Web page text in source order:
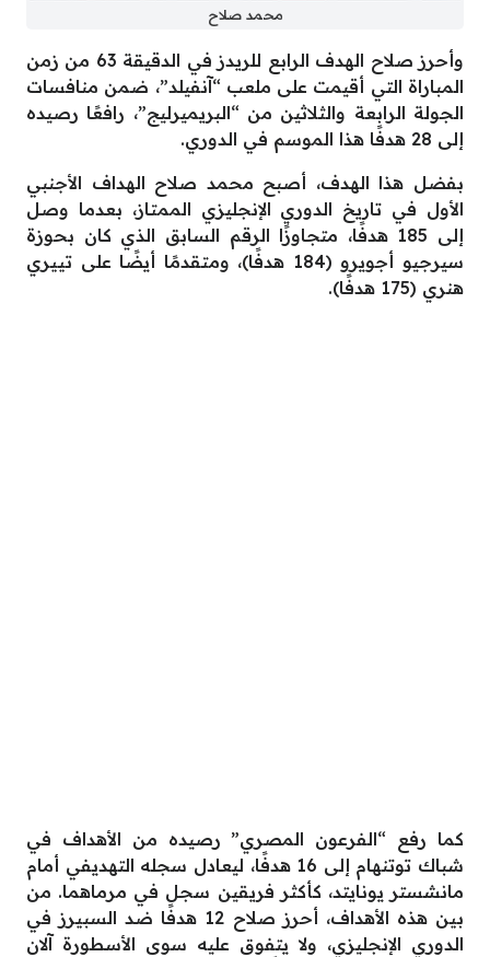
محمد صلاح
وأحرز صلاح الهدف الرابع للريدز في الدقيقة 63 من زمن
المباراة التي أقيمت على ملعب “آنفيلد”، ضمن منافسات
الجولة الرابعة والثلاثين من “البريميرليج”، رافعًا رصيده
إلى 28 هدفًا هذا الموسم في الدوري.
بفضل هذا الهدف، أصبح محمد صلاح الهداف الأجنبي
الأول في تاريخ الدوري الإنجليزي الممتاز، بعدما وصل
إلى 185 هدفًا، متجاوزًا الرقم السابق الذي كان بحوزة
سيرجيو أجويرو (184 هدفًا)، ومتقدمًا أيضًا على تييري
هنري (175 هدفًا).
كما رفع “الفرعون المصري” رصيده من الأهداف في
شباك توتنهام إلى 16 هدفًا، ليعادل سجله التهديفي أمام
مانشستر يونايتد، كأكثر فريقين سجل في مرماهما. من
بين هذه الأهداف، أحرز صلاح 12 هدفًا ضد السبيرز في
الدوري الإنجليزي، ولا يتفوق عليه سوى الأسطورة آلان